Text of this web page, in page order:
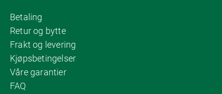
Betaling
Retur og bytte
Frakt og levering
Kjøpsbetingelser
Våre garantier
FAQ